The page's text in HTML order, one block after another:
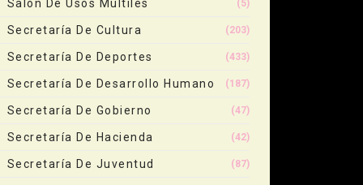
Salón De Usos Múltiles (5)
Secretaría De Cultura (203)
Secretaría De Deportes (433)
Secretaría De Desarrollo Humano (187)
Secretaría De Gobierno (47)
Secretaría De Hacienda (42)
Secretaría De Juventud (87)